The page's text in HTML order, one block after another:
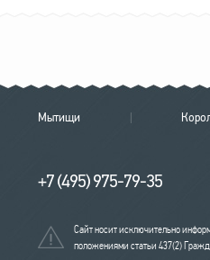
Мытищи
+7 (495) 975-79-35
Сайт носит исключительно
положениями статьи 437(2)